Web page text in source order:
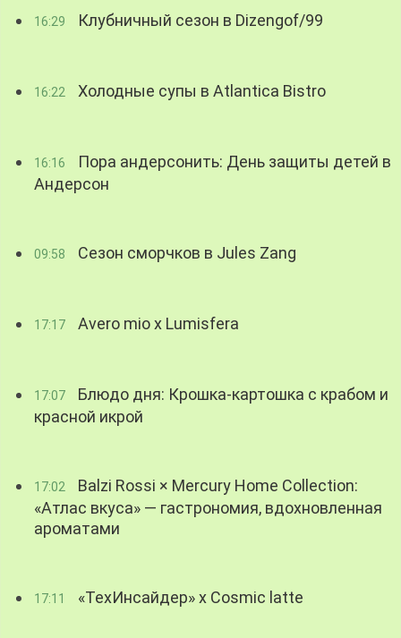
16:29 Клубничный сезон в Dizengof/99
16:22 Холодные супы в Atlantica Bistro
16:16
Пора андерсонить: День защиты детей в
Андерсон
09:58 Сезон сморчков в Jules Zang
17:17 Avero mio x Lumisfera
17:07
Блюдо дня: Крошка-картошка с крабом и
красной икрой
17:02
Balzi Rossi × Mercury Home Collection:
«Атлас вкуса» — гастрономия, вдохновленная
ароматами
17:11 «ТехИнсайдер» х Cosmic latte